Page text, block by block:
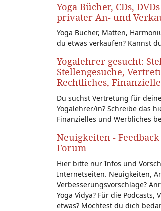
Yoga Bücher, CDs,
privater An- und
Yoga Bücher, Matten,
du etwas verkaufen? Kannst
Yogalehrer gesucht:
Stellengesuche,
Rechtliches,
Du suchst Vertretung für
Yogalehrer/in? Schreibe das
Finanzielles und Werbliches
Neuigkeiten -
Forum
Hier bitte nur Infos und
Internetseiten. Neuigkeiten,
Verbesserungsvorschläge?
Yoga Vidya? Für die
etwas? Möchtest du dich